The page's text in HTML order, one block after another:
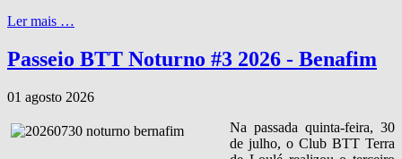
Ler mais …
Passeio BTT Noturno #3 2026 - Benafim
01 agosto 2026
Na passada quinta‑feira, 30
de julho, o Club BTT Terra